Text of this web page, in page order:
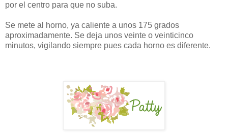
por el centro para que no suba.
Se mete al horno, ya caliente a unos 175 grados
aproximadamente. Se deja unos veinte o veinticinco
minutos, vigilando siempre pues cada horno es diferente.